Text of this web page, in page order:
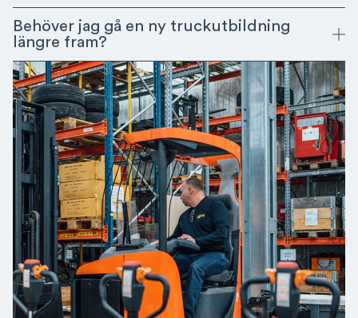
Behöver jag gå en ny truckutbildning
längre fram?